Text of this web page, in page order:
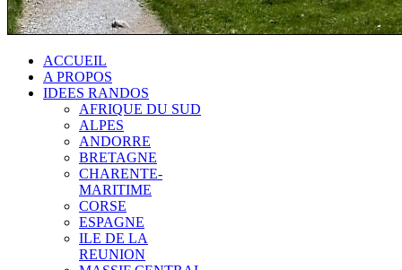
ACCUEIL
A PROPOS
IDEES RANDOS
AFRIQUE DU SUD
ALPES
ANDORRE
BRETAGNE
CHARENTE-
MARITIME
CORSE
ESPAGNE
ILE DE LA
REUNION